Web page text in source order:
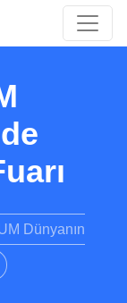
Dünyanın